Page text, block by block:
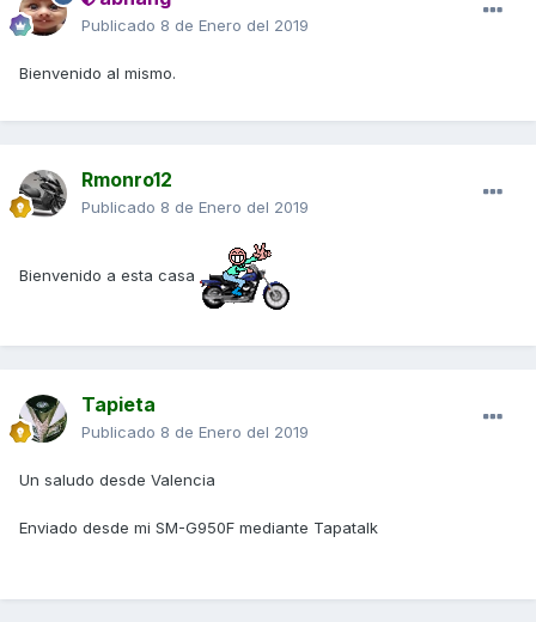
Publicado 8 de Enero del 2019
Bienvenido al mismo.
Rmonro12
Publicado 8 de Enero del 2019
Bienvenido a esta casa
Tapieta
Publicado 8 de Enero del 2019
Un saludo desde Valencia
Enviado desde mi SM-G950F mediante Tapatalk